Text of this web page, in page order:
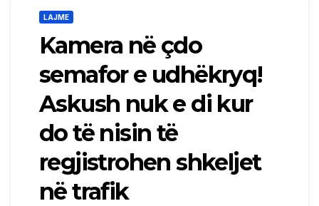
LAJME
Kamera në çdo
semafor e udhëkryq!
Askush nuk e di kur
do të nisin të
regjistrohen shkeljet
në trafik